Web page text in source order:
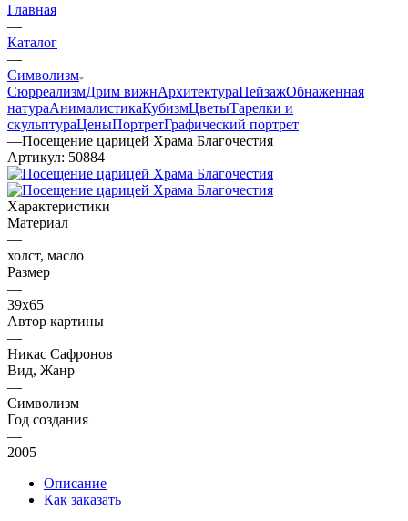
Главная
—
Каталог
—
Символизм
СюрреализмДрим вижнАрхитектураПейзажОбнаженная
натураАнималистикаКубизмЦветыТарелки и
скульптураЦеныПортретГрафический портрет
—Посещение царицей Храма Благочестия
Артикул: 50884
Характеристики
Материал
—
холст, масло
Размер
—
39х65
Автор картины
—
Никас Сафронов
Вид, Жанр
—
Символизм
Год создания
—
2005
Описание
Как заказать